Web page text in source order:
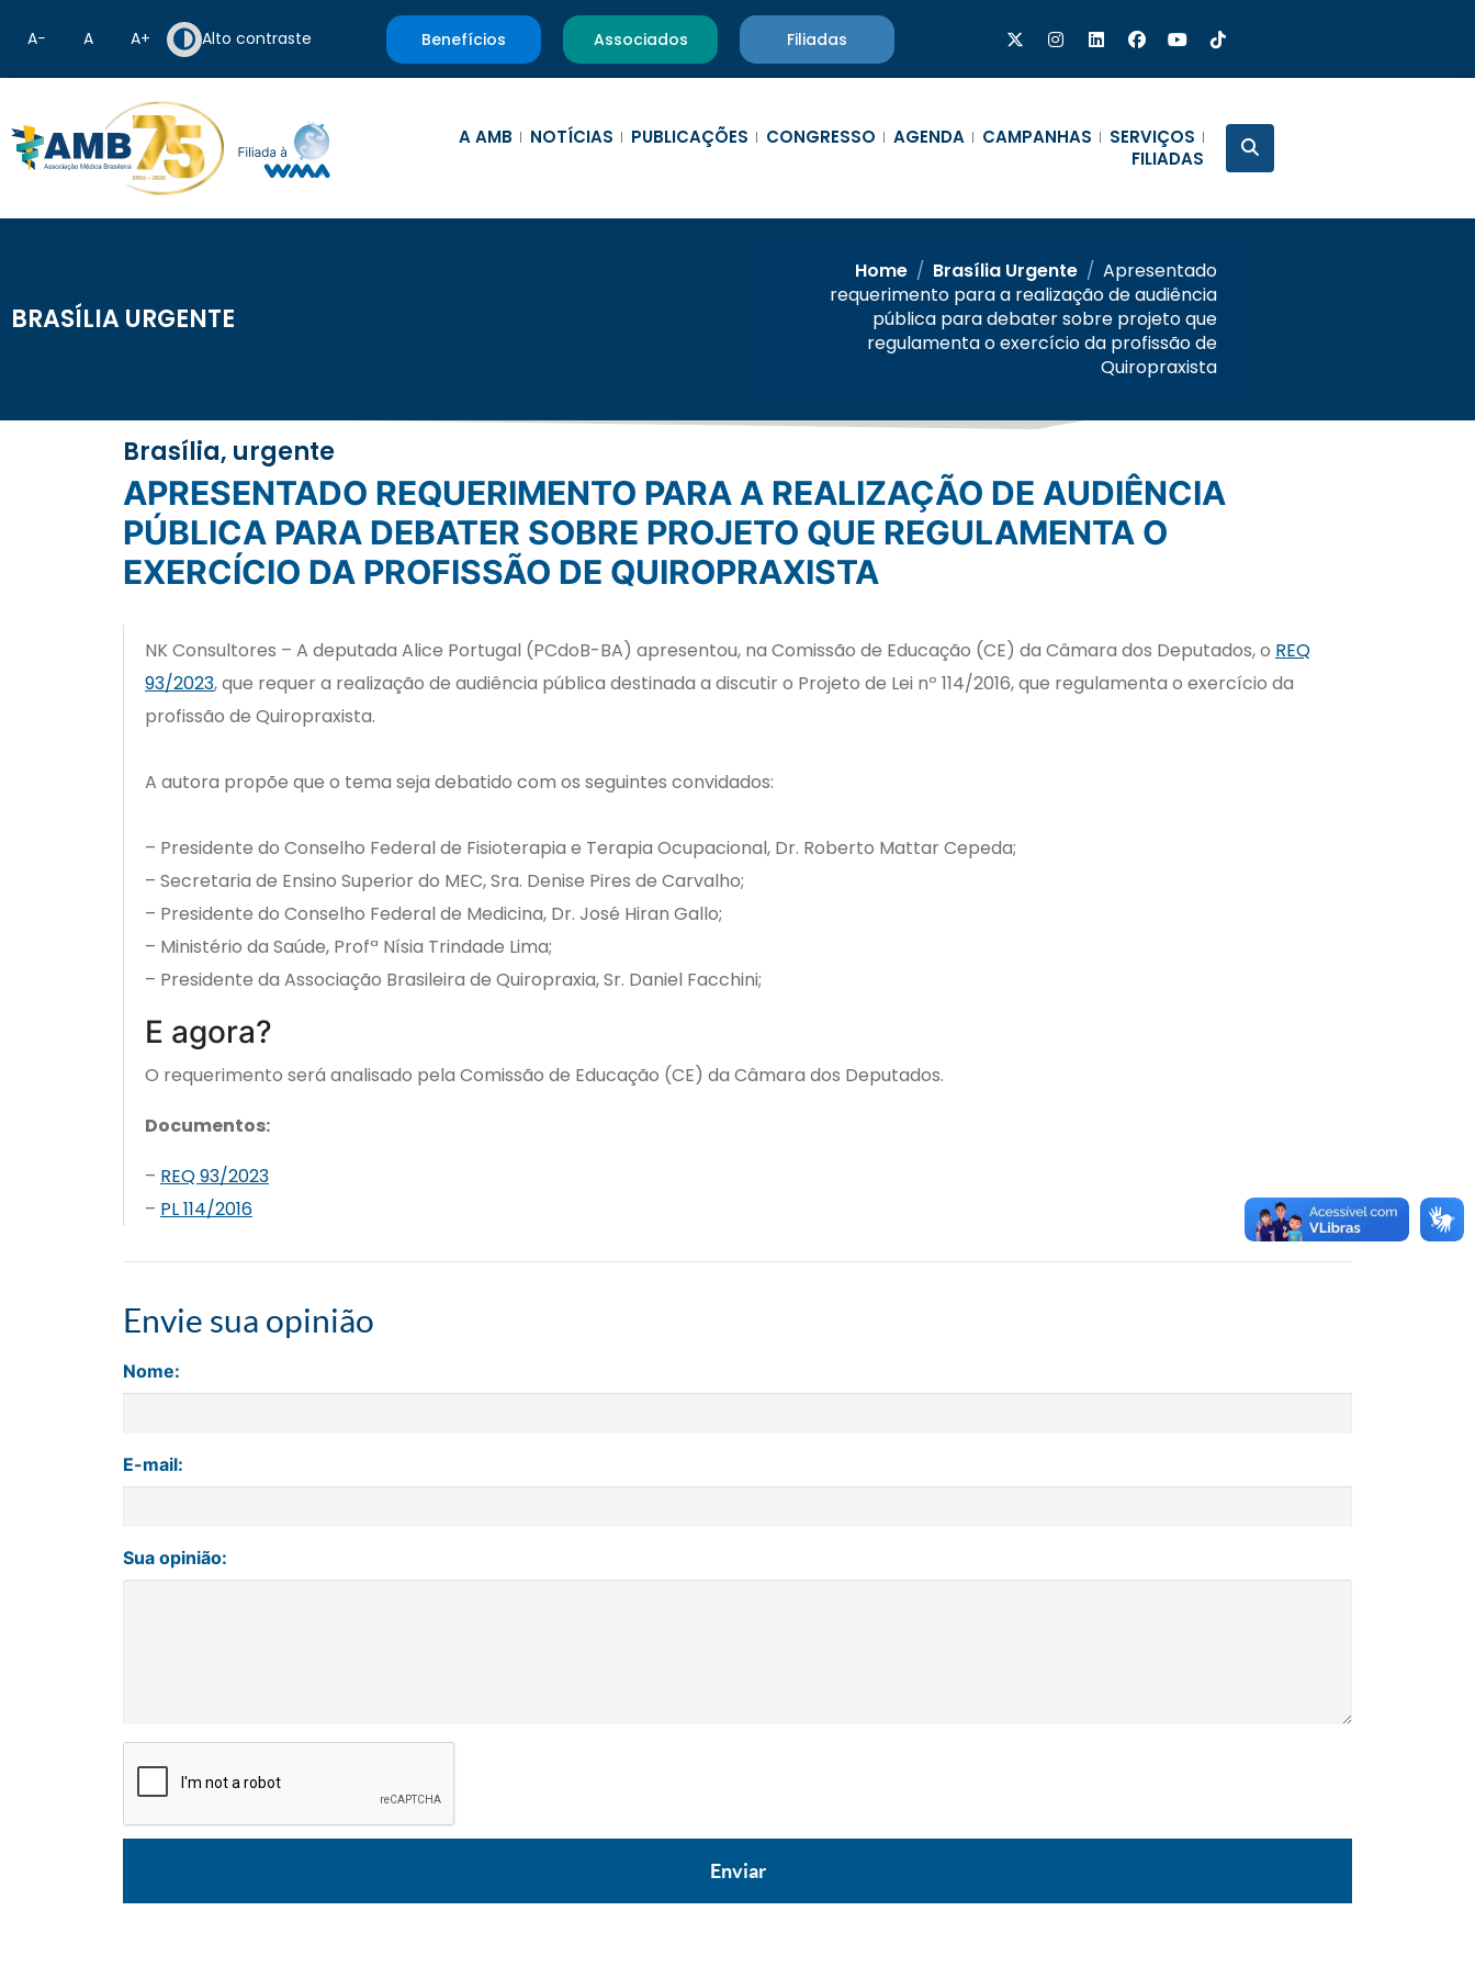
A− A A+ Alto contraste Benefícios Associados Filiadas
A AMB NOTÍCIAS PUBLICAÇÕES CONGRESSO AGENDA CAMPANHAS
SERVIÇOS
FILIADAS
BRASÍLIA URGENTE
Home / Brasília Urgente / Apresentado
requerimento para a realização de audiência
pública para debater sobre projeto que
regulamenta o exercício da profissão de
Quiropraxista
Brasília, urgente
APRESENTADO REQUERIMENTO PARA A REALIZAÇÃO DE AUDIÊNCIA
PÚBLICA PARA DEBATER SOBRE PROJETO QUE REGULAMENTA O
EXERCÍCIO DA PROFISSÃO DE QUIROPRAXISTA
NK Consultores – A deputada Alice Portugal (PCdoB-BA) apresentou, na Comissão de Educação (CE) da Câmara dos Deputados, o REQ
93/2023, que requer a realização de audiência pública destinada a discutir o Projeto de Lei nº 114/2016, que regulamenta o exercício da
profissão de Quiropraxista.
A autora propõe que o tema seja debatido com os seguintes convidados:
– Presidente do Conselho Federal de Fisioterapia e Terapia Ocupacional, Dr. Roberto Mattar Cepeda;
– Secretaria de Ensino Superior do MEC, Sra. Denise Pires de Carvalho;
– Presidente do Conselho Federal de Medicina, Dr. José Hiran Gallo;
– Ministério da Saúde, Profª Nísia Trindade Lima;
– Presidente da Associação Brasileira de Quiropraxia, Sr. Daniel Facchini;
E agora?
O requerimento será analisado pela Comissão de Educação (CE) da Câmara dos Deputados.
Documentos:
– REQ 93/2023
– PL 114/2016
Envie sua opinião
Nome:
E-mail:
Sua opinião: